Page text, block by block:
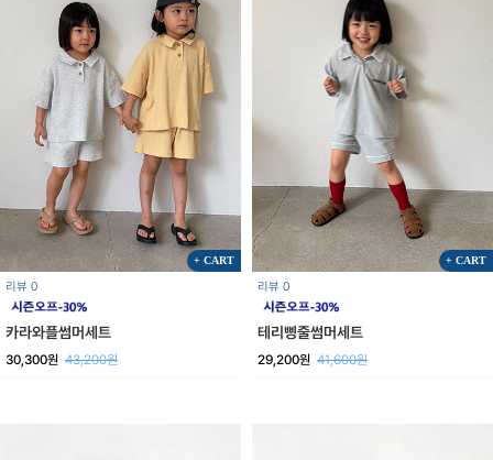
+ CART
리뷰 0
카라와플썸머세트
30,300원 43,200원
+ CART
리뷰 0
테리삥줄썸머세트
29,200원 41,600원